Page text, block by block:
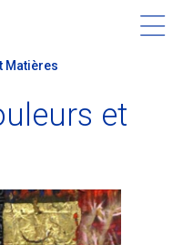
Matières
et